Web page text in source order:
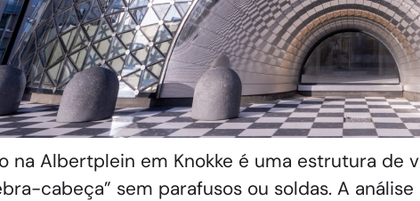
na Albertplein em Knokke é uma estrutura
cabeça” sem parafusos ou soldas. A